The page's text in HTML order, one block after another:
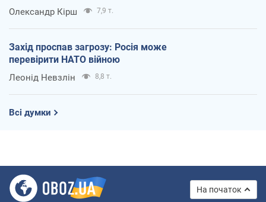
Олександр Кірш 7,9 т.
Захід проспав загрозу: Росія може
перевірити НАТО війною
Леонід Невзлін 8,8 т.
Всі думки
На початок